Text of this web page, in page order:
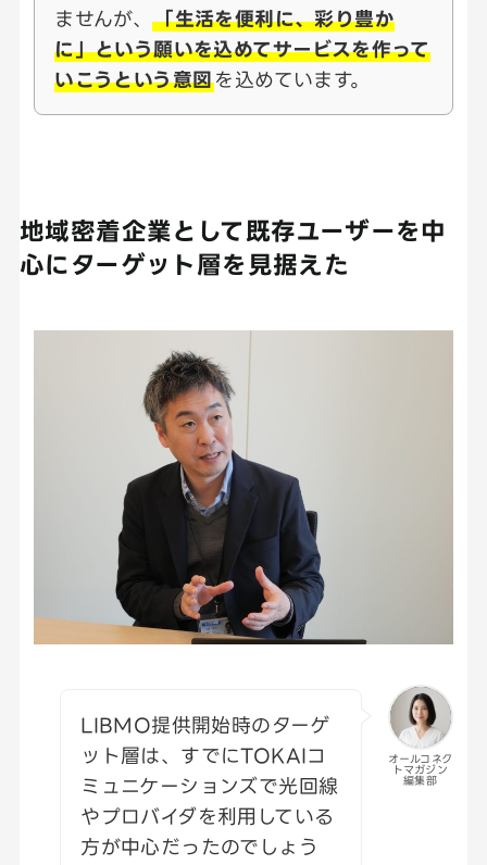
ませんが、「生活を便利に、彩り豊か
に」という願いを込めてサービスを作って
いこうという意図を込めています。
地域密着企業として既存ユーザーを中
心にターゲット層を見据えた
オールコネク
トマガジン
編集部
LIBMO提供開始時のターゲ
ット層は、すでにTOKAIコ
ミュニケーションズで光回線
やプロバイダを利用している
方が中心だったのでしょう